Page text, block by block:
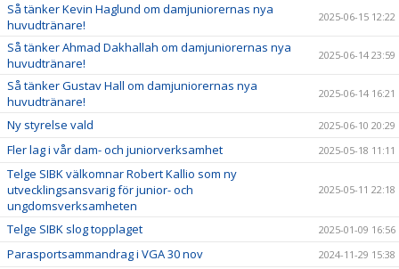
Så tänker Kevin Haglund om damjuniorernas nya
huvudtränare!
2025-06-15 12:22
Så tänker Ahmad Dakhallah om damjuniorernas nya
huvudtränare!
2025-06-14 23:59
Så tänker Gustav Hall om damjuniorernas nya
huvudtränare!
2025-06-14 16:21
Ny styrelse vald 2025-06-10 20:29
Fler lag i vår dam- och juniorverksamhet 2025-05-18 11:11
Telge SIBK välkomnar Robert Kallio som ny
utvecklingsansvarig för junior- och
ungdomsverksamheten
2025-05-11 22:18
Telge SIBK slog topplaget 2025-01-09 16:56
Parasportsammandrag i VGA 30 nov 2024-11-29 15:38